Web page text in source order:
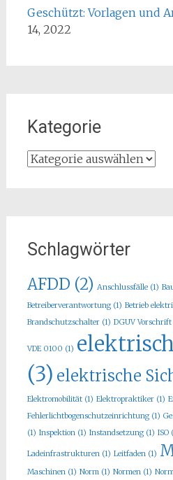
Geschützt: Vorlagen und
14, 2022
Kategorie
Kategorie
Schlagwörter
AFDD (2) Anschlussfälle(1)
Betreiberverantwortung(1) Betrieb
Brandschutzschalter(1) DGUV Vorschrift
VDE 0100 (1)
(3) elektrische
Elektromobilität(1) Elektropraktiker(1)
Fehlerlichtbogenschutzeinrichtung(1)
(1) Inspektion(1) Instandsetzung(1) ISO
Ladeinfrastrukturen(1) Leitfaden(1)
Maschinen(1) Norm(1) Normen(1)